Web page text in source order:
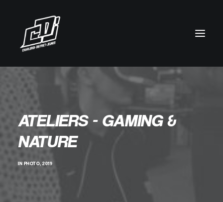
ATELIERS - GAMING &
NATURE
IN PHOTO, 2019